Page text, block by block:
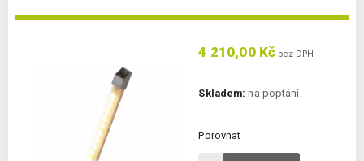
4 210,00 Kč bez DPH
Skladem: na poptání
Porovnat